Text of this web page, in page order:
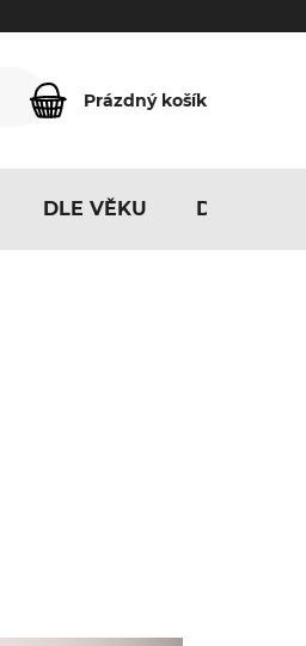
Prázdný košík
DLE VĚKU DLE